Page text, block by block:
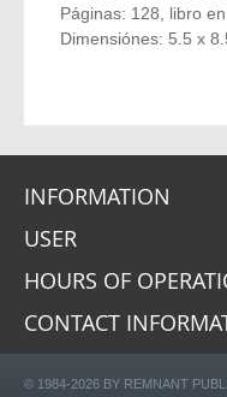
Páginas: 128, libro
Dimensiónes: 5.5 x
INFORMATION
USER
HOURS OF
CONTACT
© 1984-2026 BY REMNANT